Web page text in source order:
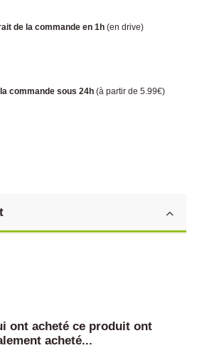
de la commande en 1h (en drive)
commande sous 24h (à partir de 5.99€)
ont acheté ce produit ont
acheté...